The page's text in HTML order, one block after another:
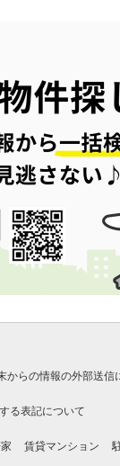
からの情報の外部送信
る表記について
賃貸マンション